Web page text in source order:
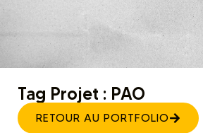
Tag Projet : PAO
RETOUR AU PORTFOLIO